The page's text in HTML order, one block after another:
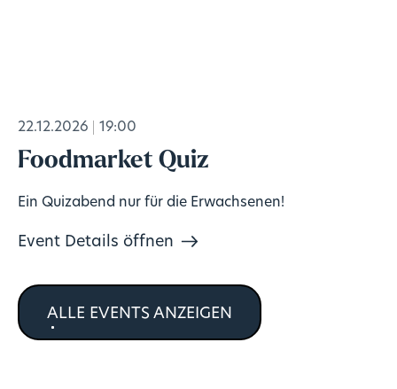
22.12.2026 19:00
Foodmarket Quiz
Ein Quizabend nur für die Erwachsenen!
Event Details öffnen
ALLE EVENTS ANZEIGEN